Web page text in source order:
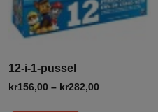
12-i-1-pussel
kr156,00 – kr282,00